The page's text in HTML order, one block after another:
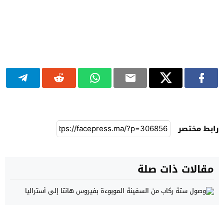
رابط مختصر
مقالات ذات صلة